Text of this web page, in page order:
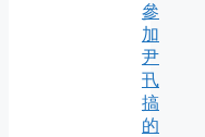
參
加
尹
卂
搞
的